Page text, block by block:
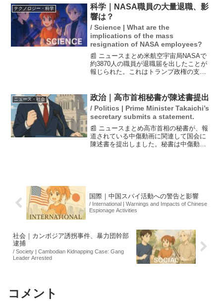
法を無視する大国の行動を批判。また、
被爆の悲惨さを伝える平...
テクノロジー・科学
科学｜NASA職員の大量退職、影
響は？
/ Science | What are the
implications of the mass
resignation of NASA employees?
📰 ニュースまとめ米航空宇宙局NASAで
約3870人の職員が退職届を出したことが
報じられた。これはトランプ政権の支出
ス計画」や火星のサンプル採取、さらに
は地球の気候変...
ニュース・社会 政治｜高市首相秘書が陳述書提出
/ Politics | Prime Minister Takaichi’s
secretary submits a statement.
📰 ニュースまとめ高市首相の秘書が、報
道されている中傷動画に関連して国会に
陳述書を提出しました。秘書は中傷動画
国際｜中国スパイ活動への警告と影響
/ International | Warnings and Impacts of Chinese
Espionage Activities
社会｜カンボジア誘拐事件、暴力団幹部
逮捕
/ Society | Cambodian Kidnapping Case: Gang
Leader Arrested
コメント